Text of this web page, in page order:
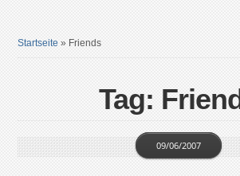
Startseite » Friends
Tag:
09/06/2007